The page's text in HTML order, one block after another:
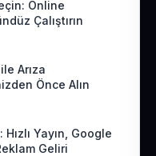
Online
Çalıştırın
Arıza
Önce Alın
Yayın, Google
Geliri